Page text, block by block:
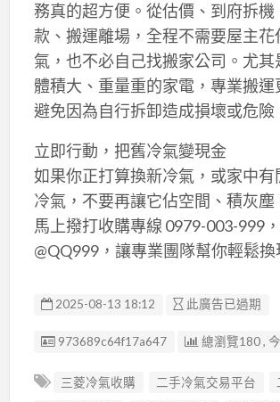
務真的超方便。從估價、到府拆機
款、搬運離場，全程不需要屋主花
氣，也不必自己找搬家公司。尤其
體積大、重量重的家電，專業搬運
避免因為自行拆卸造成損壞或危險
立即行動，把舊冷氣變現金
如果你正打算換新冷氣，或家中有
冷氣，不要再讓它佔空間、積灰塵
馬上撥打收購專線 0979-003-999
@QQ999，讓專業團隊幫你輕鬆換
2025-08-13 18:12 此廣告已過期
廣告编號
973689c64f17a647 總瀏覽180 ,
三菱冷氣收購 二手冷氣交易平台